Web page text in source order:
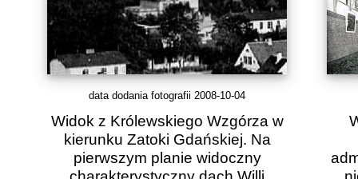
data dodania fotografii 2008-10-04
Widok z Królewskiego Wzgórza w
kierunku Zatoki Gdańskiej. Na
pierwszym planie widoczny